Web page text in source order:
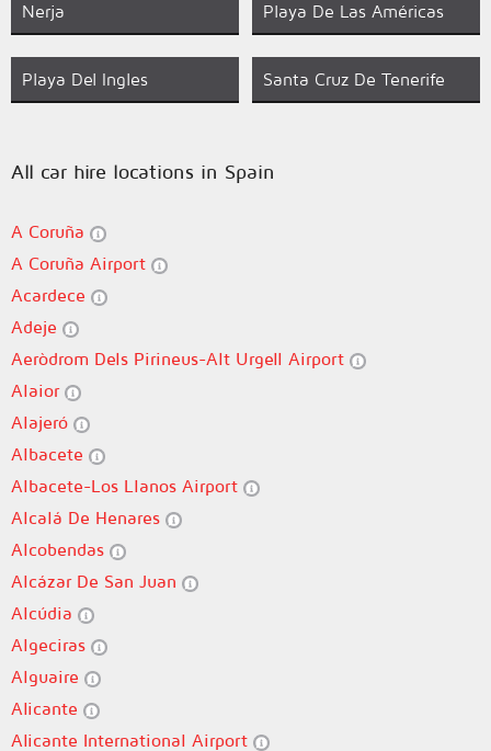
Nerja Playa De Las Américas
Playa Del Ingles Santa Cruz De Tenerife
All car hire locations in Spain
A Coruña
A Coruña Airport
Acardece
Adeje
Aeròdrom Dels Pirineus-Alt Urgell Airport
Alaior
Alajeró
Albacete
Albacete-Los Llanos Airport
Alcalá De Henares
Alcobendas
Alcázar De San Juan
Alcúdia
Algeciras
Alguaire
Alicante
Alicante International Airport